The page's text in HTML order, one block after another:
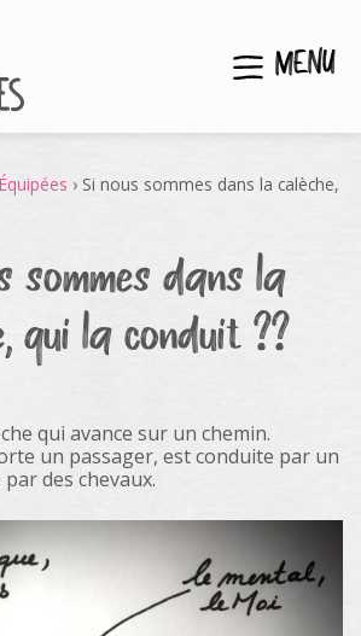
MENU
› Si nous sommes dans la calèche,
sommes dans la
qui la conduit ??
qui avance sur un chemin.
un passager, est conduite par un
des chevaux.